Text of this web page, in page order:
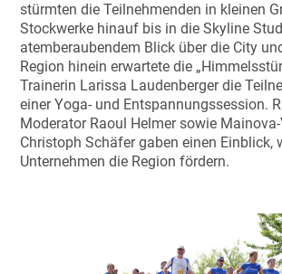
stürmten die Teilnehmenden in kleinen
Stockwerke hinauf bis in die Skyline
atemberaubendem Blick über die City
Region hinein erwartete die
Trainerin Larissa Laudenberger die
einer Yoga- und Entspannungssession.
Moderator Raoul Helmer sowie
Christoph Schäfer gaben einen Einblick,
Unternehmen die Region fördern.